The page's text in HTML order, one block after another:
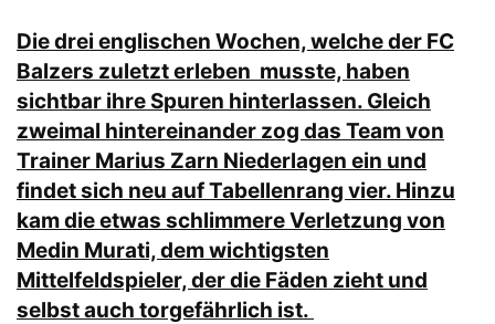
Die drei englischen Wochen, welche der FC
Balzers zuletzt erleben musste, haben
sichtbar ihre Spuren hinterlassen. Gleich
zweimal hintereinander zog das Team von
Trainer Marius Zarn Niederlagen ein und
findet sich neu auf Tabellenrang vier. Hinzu
kam die etwas schlimmere Verletzung von
Medin Murati, dem wichtigsten
Mittelfeldspieler, der die Fäden zieht und
selbst auch torgefährlich ist.